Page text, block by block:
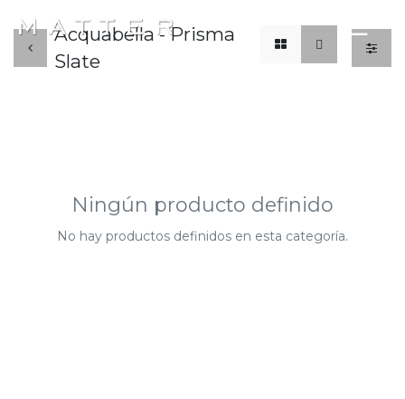
Acquabella - Prisma
Slate
Ningún producto definido
No hay productos definidos en esta categoría.
☰x